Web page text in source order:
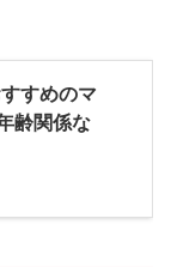
すめのマ
齢関係な